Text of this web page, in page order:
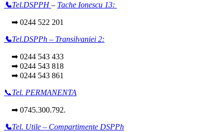
📞Tel.DSPPH– Tache Ionescu 13:
➡ 0244 522 201
📞Tel.DSPPh – Transilvaniei 2:
➡ 0244 543 433
➡ 0244 543 818
➡ 0244 543 861
📞Tel. PERMANENTA
➡ 0745.300.792.
📞Tel. Utile – Compartimente DSPPh